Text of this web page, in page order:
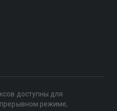
доступны для
режиме,